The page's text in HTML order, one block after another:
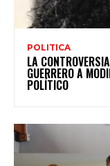
POLITICA
LA
GUERRERO A
POLÍTICO